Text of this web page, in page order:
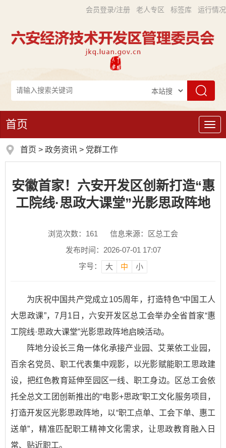
会员登录/注册 老人专区 标签库 运行情况
导
航
首页
首页 > 政务资讯 > 党群工作
安徽首家！六安开发区创新打造“惠
工院线·思政大课堂”光影思政阵地
浏览次数： 161
信息来源：区总工会
发布时间：2026-07-01 17:07
字号：
大 中 小
为庆祝中国共产党成立105周年，打造特色“中国工人
大思政课”，7月1日，六安开发区总工会举办全省首家“惠
工院线·思政大课堂”光影思政阵地启映活动。
阵地分设长三角一体化承接产业园、艾莱依工业园，
百余名党员、职工代表集中观影，以光影赋能职工思政建
设，把红色教育延伸至园区一线、职工身边。区总工会依
托全总文工团创新推出的“电影+思政”职工文化服务项目，
打造开发区光影思政阵地，以“职工点单、工会下单、惠工
送单”，精准匹配职工精神文化需求，让思政教育融入日
常、贴近职工。